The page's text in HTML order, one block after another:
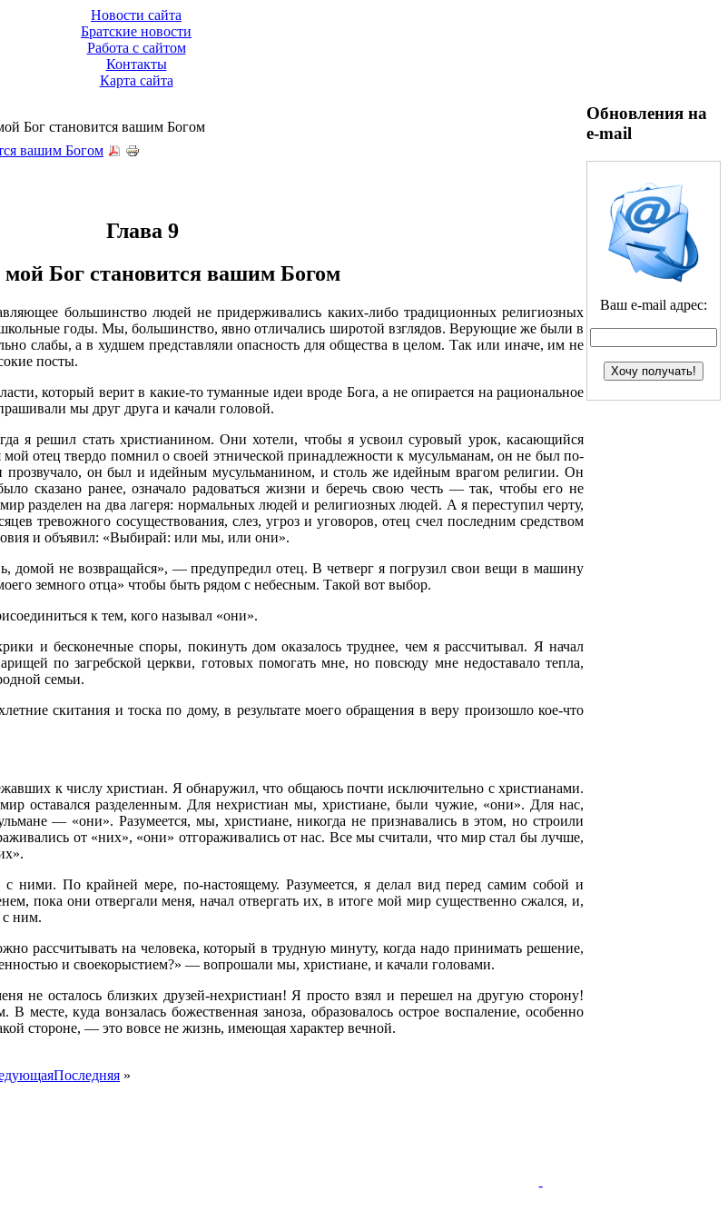
Новости сайта
Братские новости
Работа с сайтом
Контакты
Карта сайта
Бог становится вашим Богом
вашим Богом
Глава 9
мой Бог становится вашим Богом
большинство людей не придерживались каких-либо традиционных религиозных
годы. Мы, большинство, явно отличались широтой взглядов. Верующие же были в
слабы, а в худшем представляли опасность для общества в целом. Так или иначе, им не
посты.
который верит в какие-то туманные идеи вроде Бога, а не опирается на рациональное
мы друг друга и качали головой.
я решил стать христианином. Они хотели, чтобы я усвоил суровый урок, касающийся
отец твердо помнил о своей этнической принадлежности к мусульманам, он не был по-
он был и идейным мусульманином, и столь же идейным врагом религии. Он
сказано ранее, означало радоваться жизни и беречь свою честь — так, чтобы его не
разделен на два лагеря: нормальных людей и религиозных людей. А я переступил черту,
тревожного сосуществования, слез, угроз и уговоров, отец счел последним средством
и объявил: «Выбирай: или мы, или они».
домой не возвращайся», — предупредил отец. В четверг я погрузил свои вещи в машину
земного отца» чтобы быть рядом с небесным. Такой вот выбор.
к тем, кого называл «они».
и бесконечные споры, покинуть дом оказалось труднее, чем я рассчитывал. Я начал
по загребской церкви, готовых помогать мне, но повсюду мне недоставало тепла,
семьи.
скитания и тоска по дому, в результате моего обращения в веру произошло кое-что
к числу христиан. Я обнаружил, что общаюсь почти исключительно с христианами.
оставался разделенным. Для нехристиан мы, христиане, были чужие, «они». Для нас,
— «они». Разумеется, мы, христиане, никогда не признавались в этом, но строили
от «них», «они» отгораживались от нас. Все мы считали, что мир стал бы лучше,
По крайней мере, по-настоящему. Разумеется, я делал вид перед самим собой и
пока они отвергали меня, начал отвергать их, в итоге мой мир существенно сжался, и,
с ним.
рассчитывать на человека, который в трудную минуту, когда надо принимать решение,
и своекорыстием?» — вопрошали мы, христиане, и качали головами.
не осталось близких друзей-нехристиан! Я просто взял и перешел на другую сторону!
куда вонзалась божественная заноза, образовалось острое воспаление, особенно
стороне, — это вовсе не жизнь, имеющая характер вечной.
Последняя »
Обновления на
e-mail
Ваш e-mail адрес:
-